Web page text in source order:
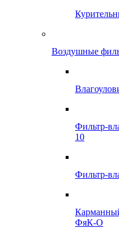
Воздушные
Фильтр-
10
Фильтр-
ФяК-О